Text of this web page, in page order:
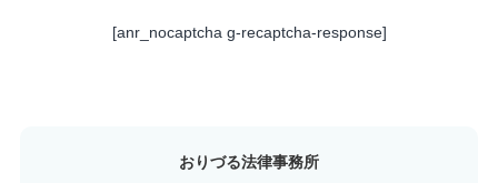
[anr_nocaptcha g-recaptcha-response]
おりづる法律事務所